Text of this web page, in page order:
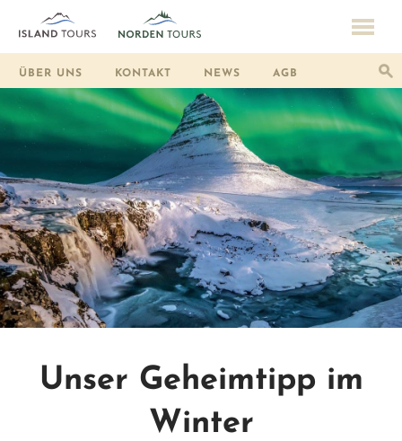
ÜBER UNS KONTAKT NEWS AGB
Unser Geheimtipp im
Winter